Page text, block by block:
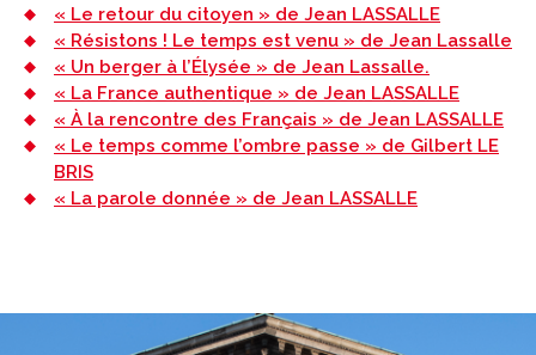
« Le retour du citoyen » de Jean LASSALLE
« Résistons ! Le temps est venu » de Jean Lassalle
« Un berger à l’Élysée » de Jean Lassalle.
« La France authentique » de Jean LASSALLE
« À la rencontre des Français » de Jean LASSALLE
« Le temps comme l’ombre passe » de Gilbert LE
BRIS
« La parole donnée » de Jean LASSALLE